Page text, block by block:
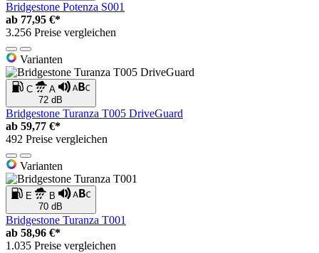
Bridgestone Potenza S001
ab 77,95 €*
3.256 Preise vergleichen
Varianten
C
A
72 dB
Bridgestone Turanza T005 DriveGuard
ab 59,77 €*
492 Preise vergleichen
Varianten
E
B
70 dB
Bridgestone Turanza T001
ab 58,96 €*
1.035 Preise vergleichen